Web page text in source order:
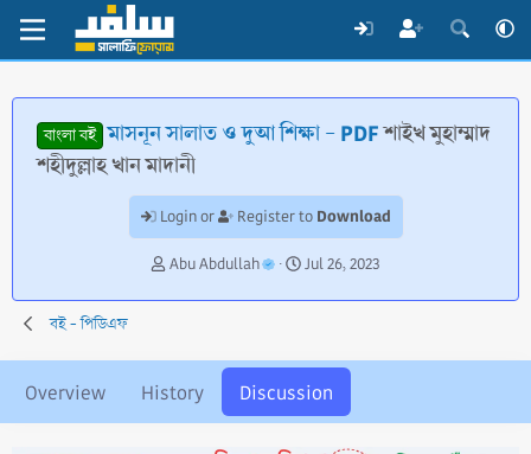
বাংলা বই মাসনূন সালাত ও দুআ শিক্ষা - PDFশাইখ মুহাম্মাদ
শহীদুল্লাহ খান মাদানী
Login or Register to Download
T
r
s
t
Abu Abdullah
S
a
a
t
Jul 26, 2023
বই - পিডিএফ
Overview History Discussion